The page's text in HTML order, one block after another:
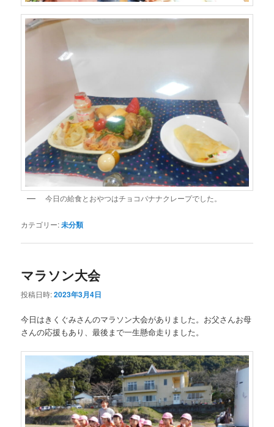
今日の給食とおやつはチョコバナナクレープでした。
カテゴリー:未分類
マラソン大会
投稿日時:2023年3月4日
今日はきくぐみさんのマラソン大会がありました。お父さんお母
さんの応援もあり、最後まで一生懸命走りました。